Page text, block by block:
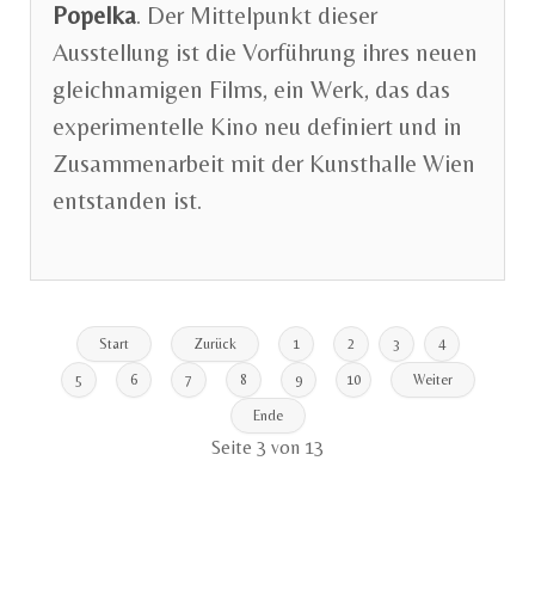
Popelka. Der Mittelpunkt dieser
Ausstellung ist die Vorführung ihres neuen
gleichnamigen Films, ein Werk, das das
experimentelle Kino neu definiert und in
Zusammenarbeit mit der Kunsthalle Wien
entstanden ist.
Start Zurück 1 2 3 4
5 6 7 8 9 10 Weiter
Ende
Seite 3 von 13